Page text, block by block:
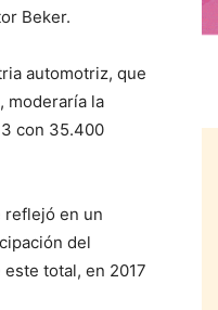
Beker.
automotriz, que
moderaría la
con 35.400
reflejó en un
del
total, en 2017